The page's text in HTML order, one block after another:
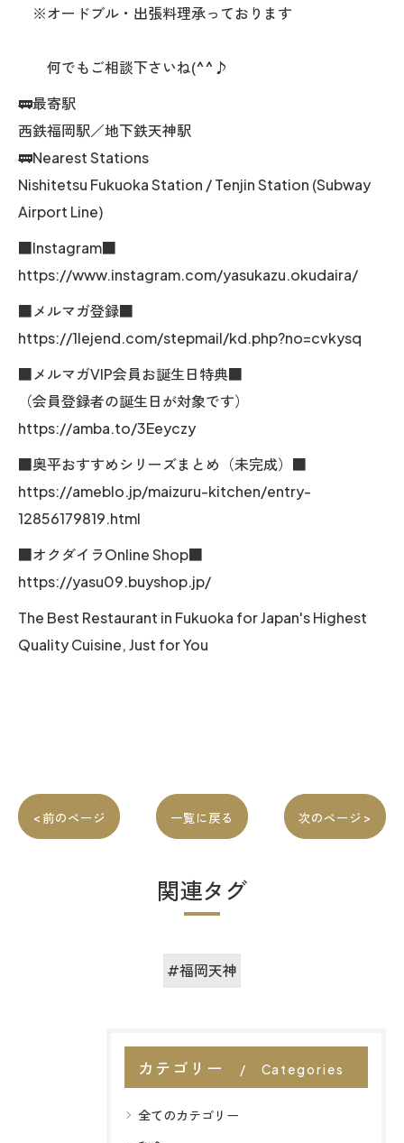
※オードブル・出張料理承っております
何でもご相談下さいね(^^♪
🚃最寄駅
西鉄福岡駅／地下鉄天神駅
🚃Nearest Stations
Nishitetsu Fukuoka Station / Tenjin Station (Subway
Airport Line)
■Instagram■
https://www.instagram.com/yasukazu.okudaira/
■メルマガ登録■
https://1lejend.com/stepmail/kd.php?no=cvkysq
■メルマガVIP会員お誕生日特典■
（会員登録者の誕生日が対象です）
https://amba.to/3Eeyczy
■奥平おすすめシリーズまとめ（未完成）■
https://ameblo.jp/maizuru-kitchen/entry-
12856179819.html
■オクダイラOnline Shop■
https://yasu09.buyshop.jp/
The Best Restaurant in Fukuoka for Japan's Highest
Quality Cuisine, Just for You
< 前のページ 一覧に戻る 次のページ >
関連タグ
#福岡天神
カテゴリー Categories
全てのカテゴリー